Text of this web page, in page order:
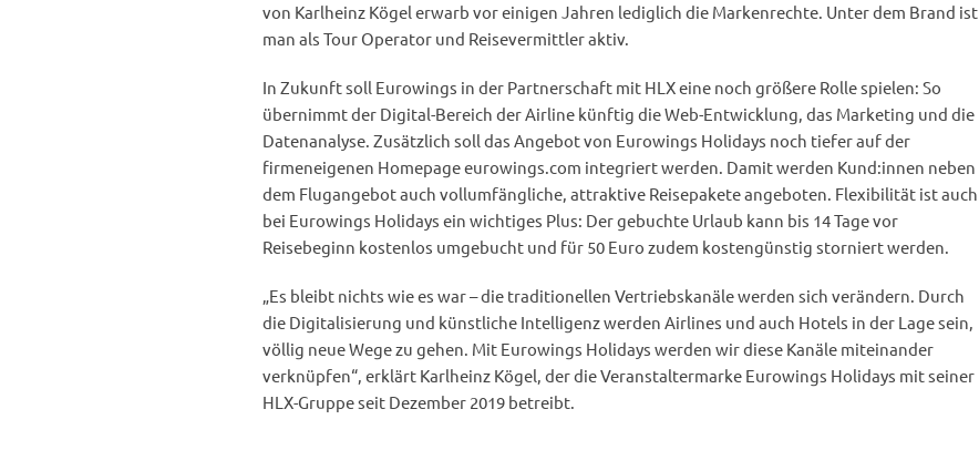
von Karlheinz Kögel erwarb vor einigen Jahren lediglich die Markenrechte. Unter dem Brand ist
man als Tour Operator und Reisevermittler aktiv.
In Zukunft soll Eurowings in der Partnerschaft mit HLX eine noch größere Rolle spielen: So
übernimmt der Digital-Bereich der Airline künftig die Web-Entwicklung, das Marketing und die
Datenanalyse. Zusätzlich soll das Angebot von Eurowings Holidays noch tiefer auf der
firmeneigenen Homepage eurowings.com integriert werden. Damit werden Kund:innen neben
dem Flugangebot auch vollumfängliche, attraktive Reisepakete angeboten. Flexibilität ist auch
bei Eurowings Holidays ein wichtiges Plus: Der gebuchte Urlaub kann bis 14 Tage vor
Reisebeginn kostenlos umgebucht und für 50 Euro zudem kostengünstig storniert werden.
„Es bleibt nichts wie es war – die traditionellen Vertriebskanäle werden sich verändern. Durch
die Digitalisierung und künstliche Intelligenz werden Airlines und auch Hotels in der Lage sein,
völlig neue Wege zu gehen. Mit Eurowings Holidays werden wir diese Kanäle miteinander
verknüpfen“, erklärt Karlheinz Kögel, der die Veranstaltermarke Eurowings Holidays mit seiner
HLX-Gruppe seit Dezember 2019 betreibt.